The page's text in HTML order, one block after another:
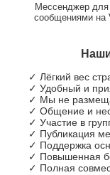
Мессенджер
сообщениями на
✓ Лёгкий вес
✓ Удобный и
✓ Мы не
✓ Общение и
✓ Участие в
✓ Публикация
✓ Поддержка
✓ Повышенная
✓ Полная